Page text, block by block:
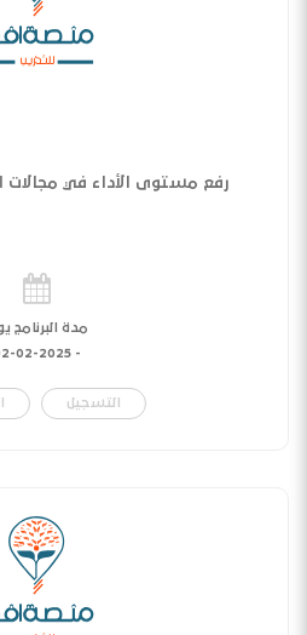
رفع مستوى الأداء في مجالات
مدة البرنامج
-
02-2025
التسجيل